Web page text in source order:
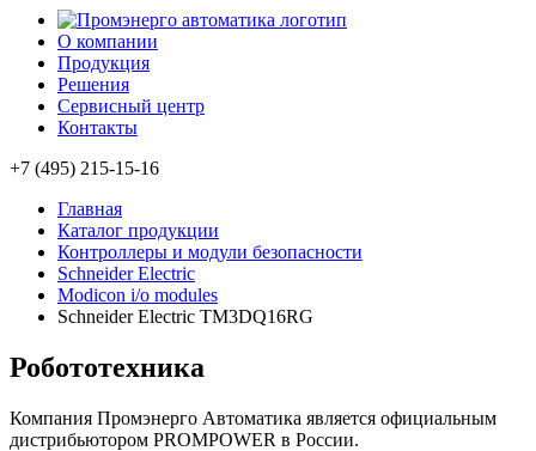
О компании
Продукция
Решения
Сервисный центр
Контакты
+7 (495) 215-15-16
Главная
Каталог продукции
Контроллеры и модули безопасности
Schneider Electric
Modicon i/o modules
Schneider Electric TM3DQ16RG
Робототехника
Компания Промэнерго Автоматика является официальным
дистрибьютором PROMPOWER в России.